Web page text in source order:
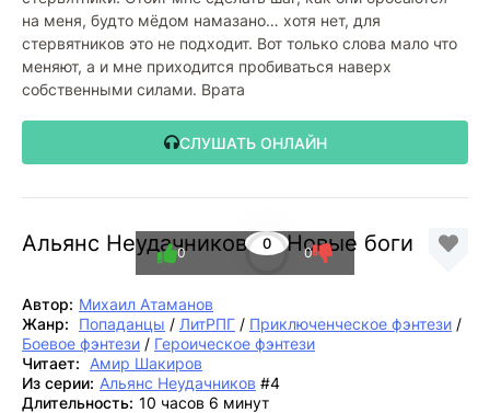
на меня, будто мёдом намазано… хотя нет, для
стервятников это не подходит. Вот только слова мало что
меняют, а и мне приходится пробиваться наверх
собственными силами. Врата
СЛУШАТЬ ОНЛАЙН
Альянс Неудачников: 4. Новые боги
0
0 0
Автор: Михаил Атаманов
Жанр:
Попаданцы / ЛитРПГ / Приключенческое фэнтези /
Боевое фэнтези / Героическое фэнтези
Читает:
Амир Шакиров
Из серии: Альянс Неудачников #4
Длительность: 10 часов 6 минут